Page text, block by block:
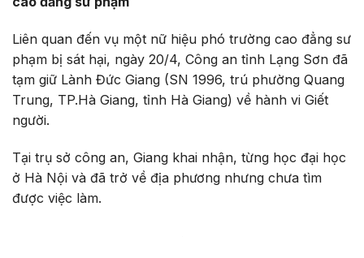
Liên quan đến vụ một nữ hiệu phó trường cao đẳng sư
phạm bị sát hại, ngày 20/4, Công an tỉnh Lạng Sơn đã
tạm giữ Lành Đức Giang (SN 1996, trú phường Quang
Trung, TP.Hà Giang, tỉnh Hà Giang) về hành vi Giết
người.
Tại trụ sở công an, Giang khai nhận, từng học đại học
ở Hà Nội và đã trở về địa phương nhưng chưa tìm
được việc làm.